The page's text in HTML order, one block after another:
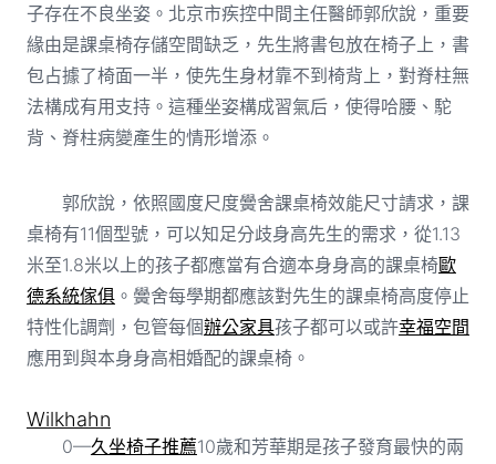
子存在不良坐姿。北京市疾控中間主任醫師郭欣說，重要
緣由是課桌椅存儲空間缺乏，先生將書包放在椅子上，書
包占據了椅面一半，使先生身材靠不到椅背上，對脊柱無
法構成有用支持。這種坐姿構成習氣后，使得哈腰、駝
背、脊柱病變產生的情形增添。
郭欣說，依照國度尺度黌舍課桌椅效能尺寸請求，課
桌椅有11個型號，可以知足分歧身高先生的需求，從1.13
米至1.8米以上的孩子都應當有合適本身身高的課桌椅歐
德系統傢俱。黌舍每學期都應該對先生的課桌椅高度停止
特性化調劑，包管每個辦公家具孩子都可以或許幸福空間
應用到與本身身高相婚配的課桌椅。
Wilkhahn
0—久坐椅子推薦10歲和芳華期是孩子發育最快的兩